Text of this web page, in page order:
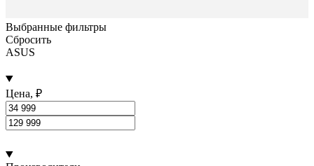
Выбранные фильтры
Сбросить
ASUS
Цена, ₽